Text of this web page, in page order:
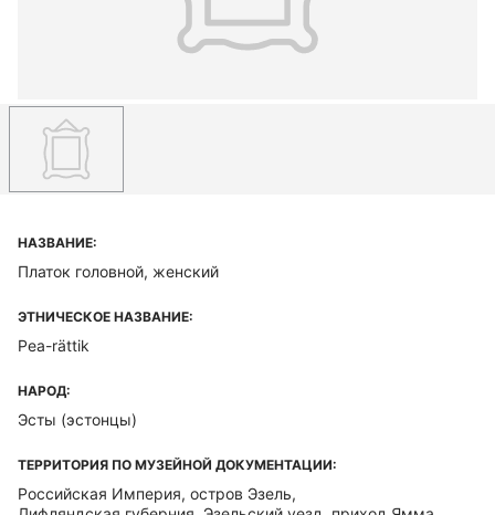
НАЗВАНИЕ:
Платок головной, женский
ЭТНИЧЕСКОЕ НАЗВАНИЕ:
Pea-rättik
НАРОД:
Эсты (эстонцы)
ТЕРРИТОРИЯ ПО МУЗЕЙНОЙ ДОКУМЕНТАЦИИ:
Российская Империя, остров Эзель,